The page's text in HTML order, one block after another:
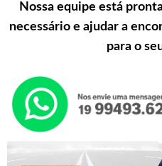
Nossa equipe está
necessário e ajudar a
para o